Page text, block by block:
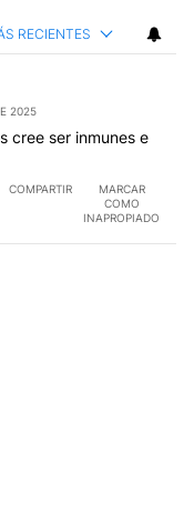
RECIENTES
2025
cree ser inmunes e
COMPARTIR
MARCAR
COMO
INAPROPIADO